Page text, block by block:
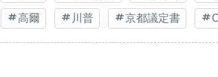
高爾 川普 京都議定書